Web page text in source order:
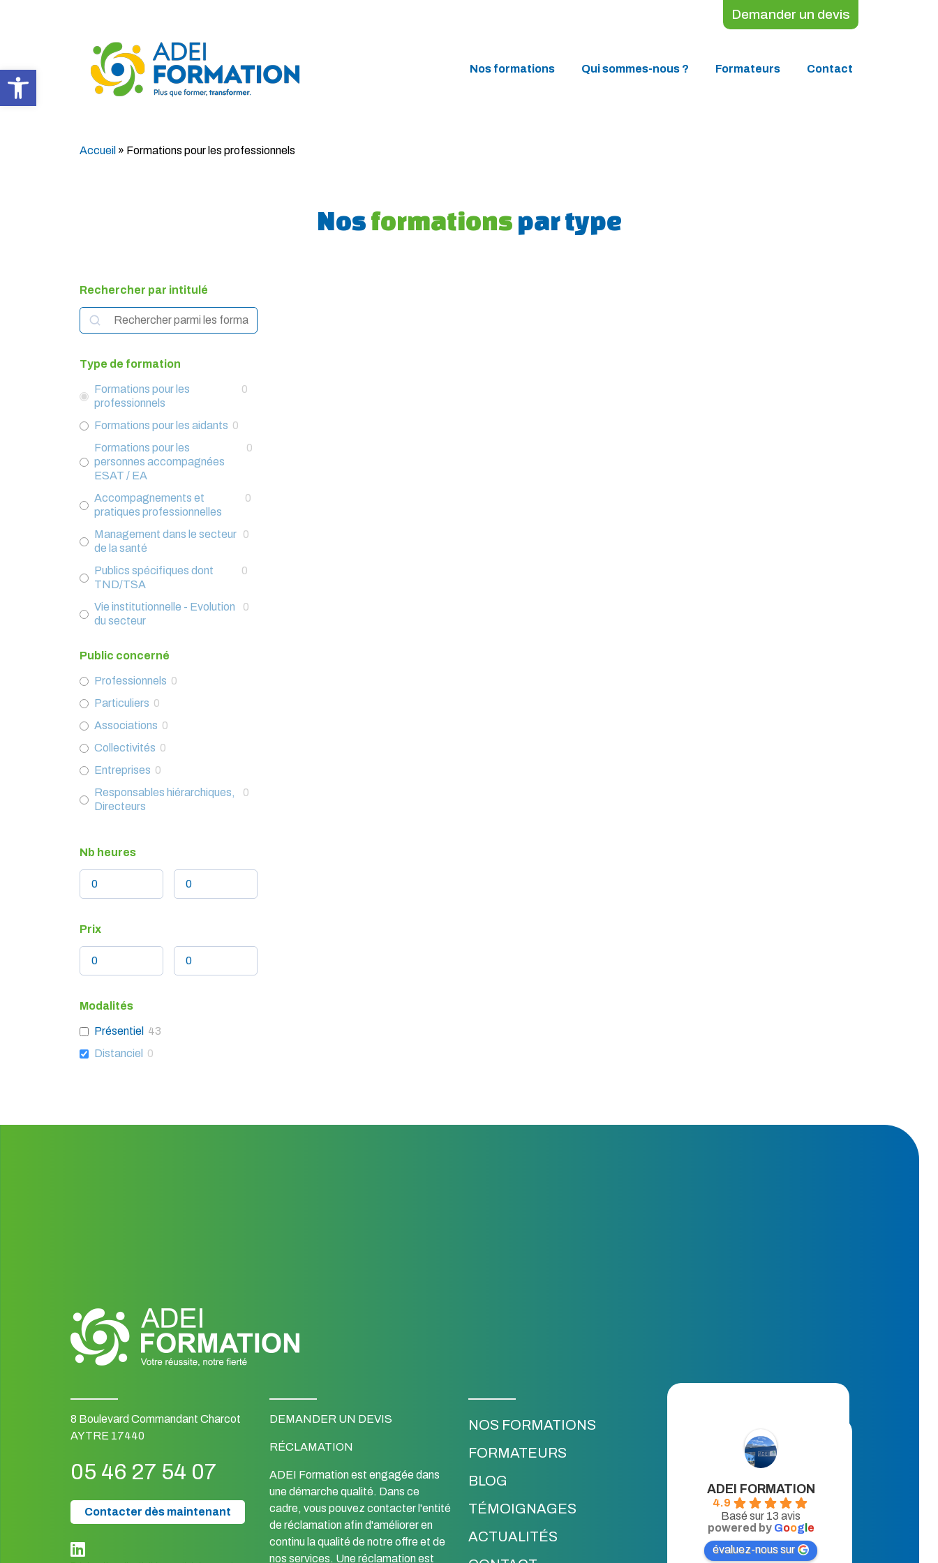
Ouvrir la barre d’outils
Demander un devis
Nos formations Qui sommes-nous ? Formateurs Contact
Accueil » Formations pour les professionnels
Nosformations par type
Rechercher par intitulé
Rechercher
Type de formation
Formations pour les
professionnels
0
Formations pour les aidants 0
Formations pour les
personnes accompagnées
ESAT / EA
0
Accompagnements et
pratiques professionnelles
0
Management dans le secteur
de la santé
0
Publics spécifiques dont
TND/TSA
0
Vie institutionnelle - Evolution
du secteur
0
Evolution du secteur
Vie professionnelle
Communication
Vie quotidienne
Public concerné
Professionnels 0
Particuliers 0
Associations 0
Collectivités 0
Entreprises 0
Responsables hiérarchiques,
Directeurs
0
Nb heures
Prix
Modalités
Présentiel 43
Distanciel
0
8 Boulevard Commandant Charcot
AYTRE 17440
05 46 27 54 07
Contacter dès maintenant
DEMANDER UN DEVIS
RÉCLAMATION
ADEI Formation est engagée dans
une démarche qualité. Dans ce
cadre, vous pouvez contacter l'entité
de réclamation afin d'améliorer en
continu la qualité de notre offre et de
nos services. Une réclamation est
NOS FORMATIONS
FORMATEURS
BLOG
TÉMOIGNAGES
ACTUALITÉS
ADEI FORMATION
4.9
Basé sur 13 avis
powered by Goog e
évaluez-nous sur